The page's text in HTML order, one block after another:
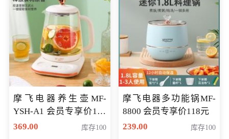
摩飞电器养生壶MF-
YSH-A1 会员专享价198
元
369.00 库存100
摩飞电器多功能锅MF-
8800 会员专享价118元
239.00
库存100